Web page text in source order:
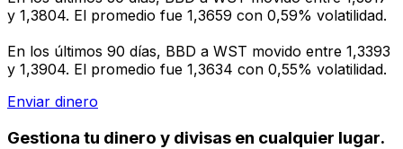
y 1,3804. El promedio fue 1,3659 con 0,59% volatilidad.
En los últimos 90 días, BBD a WST movido entre 1,3393
y 1,3904. El promedio fue 1,3634 con 0,55% volatilidad.
Enviar dinero
Gestiona tu dinero y divisas en cualquier lugar.